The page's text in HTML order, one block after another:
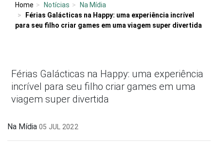
Home Notícias
Na Mídia
Férias Galácticas na Happy: uma experiência incrível
para seu filho criar games em uma viagem super divertida
Férias Galácticas na Happy: uma experiência
incrível para seu filho criar games em uma
viagem super divertida
Na Mídia 05 JUL 2022